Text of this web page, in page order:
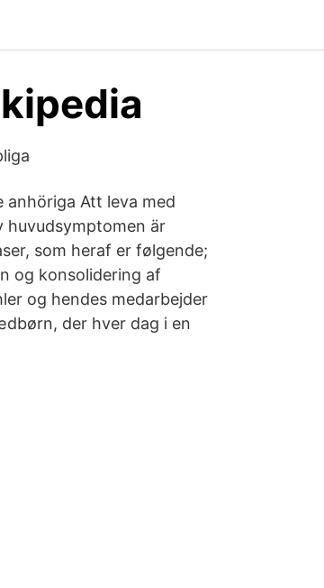
anhöriga Att leva med
huvudsymptomen är
som heraf er følgende;
og konsolidering af
og hendes medarbejder
der hver dag i en